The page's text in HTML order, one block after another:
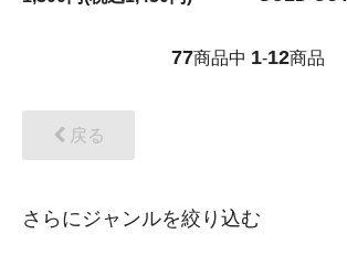
77商品中 1-12商品
戻る
さらにジャンルを絞り込む